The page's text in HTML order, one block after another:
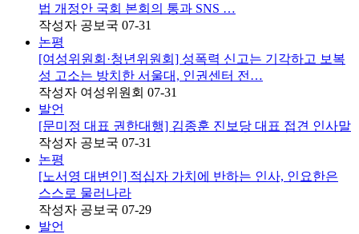
법 개정안 국회 본회의 통과 SNS …
작성자 공보국 07-31
논평
[여성위원회·청년위원회] 성폭력 신고는 기각하고 보복
성 고소는 방치한 서울대, 인권센터 전…
작성자 여성위원회 07-31
발언
[문미정 대표 권한대행] 김종훈 진보당 대표 접견 인사말
작성자 공보국 07-31
논평
[노서영 대변인] 적십자 가치에 반하는 인사, 인요한은
스스로 물러나라
작성자 공보국 07-29
발언